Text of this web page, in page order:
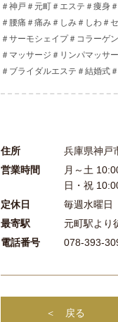
＃神戸＃元町＃エステ＃痩身
＃腰痛＃痛み＃しみ＃しわ＃
＃サーモシェイプ＃コラーゲ
＃マッサージ＃リンパマッサ
＃ブライダルエステ＃結婚式
住所
兵庫県神戸
営業時間
月～土
日・祝
定休日
毎週水曜日
最寄駅
元町駅よ
電話番号
078-393-
＜ 戻る